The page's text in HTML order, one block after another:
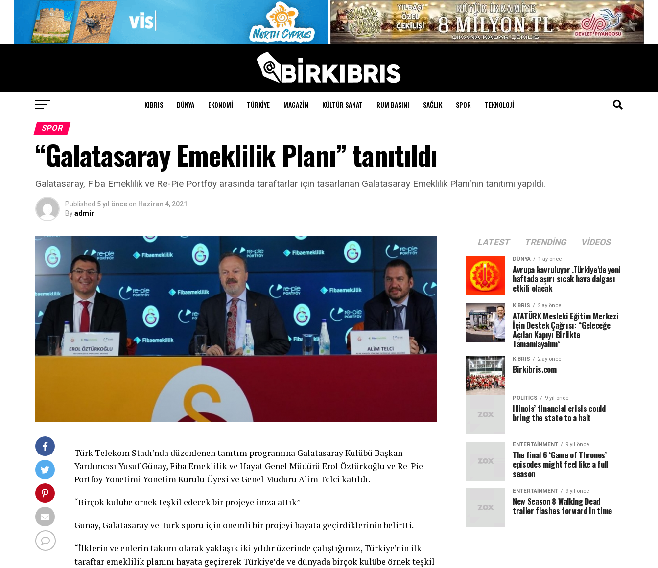
KIBRIS DÜNYA EKONOMI TÜRKIYE MAGAZIN KÜLTÜR SANAT RUM BASINI SAĞLIK SPOR TEKNOLOJI
SPOR
“Galatasaray Emeklilik Planı” tanıtıldı
Galatasaray, Fiba Emeklilik ve Re-Pie Portföy arasında taraftarlar için tasarlanan Galatasaray Emeklilik Planı’nın tanıtımı yapıldı.
Published 5 yıl önce on Haziran 4, 2021
Byadmin
Türk Telekom Stadı’nda düzenlenen tanıtım programına Galatasaray Kulübü Başkan
Yardımcısı Yusuf Günay, Fiba Emeklilik ve Hayat Genel Müdürü Erol Öztürkoğlu ve Re-Pie
Portföy Yönetimi Yönetim Kurulu Üyesi ve Genel Müdürü Alim Telci katıldı.
“Birçok kulübe örnek teşkil edecek bir projeye imza attık”
Günay, Galatasaray ve Türk sporu için önemli bir projeyi hayata geçirdiklerinin belirtti.
“İlklerin ve enlerin takımı olarak yaklaşık iki yıldır üzerinde çalıştığımız, Türkiye’nin ilk
taraftar emeklilik planını hayata geçirerek Türkiye’de ve dünyada birçok kulübe örnek teşkil
LATEST TRENDING VIDEOS
DÜNYA 1 ay önce
Avrupa kavruluyor .Türkiye’de yeni
haftada aşırı sıcak hava dalgası
etkili olacak
KIBRIS 2 ay önce
ATATÜRK Mesleki Eğitim Merkezi
İçin Destek Çağrısı: “Geleceğe
Açılan Kapıyı Birlikte
Tamamlayalım”
KIBRIS 2 ay önce
Birkibris.com
POLITICS 9 yıl önce
Illinois’ financial crisis could
bring the state to a halt
ENTERTAINMENT 9 yıl önce
The final 6 ‘Game of Thrones’
episodes might feel like a full
season
ENTERTAINMENT 9 yıl önce
New Season 8 Walking Dead
trailer flashes forward in time